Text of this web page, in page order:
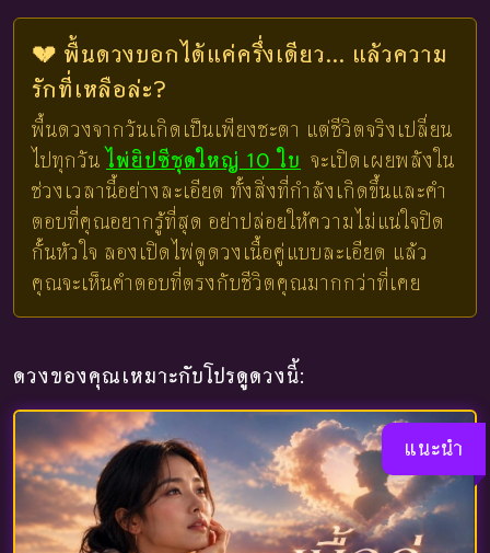
💔 พื้นดวงบอกได้แค่ครึ่งเดียว... แล้วความ
รักที่เหลือล่ะ?
พื้นดวงจากวันเกิดเป็นเพียงชะตา แต่ชีวิตจริงเปลี่ยน
ไปทุกวัน ไพ่ยิปซีชุดใหญ่ 10 ใบ จะเปิดเผยพลังใน
ช่วงเวลานี้อย่างละเอียด ทั้งสิ่งที่กำลังเกิดขึ้นและคำ
ตอบที่คุณอยากรู้ที่สุด อย่าปล่อยให้ความไม่แน่ใจปิด
กั้นหัวใจ ลองเปิดไพ่ดูดวงเนื้อคู่แบบละเอียด แล้ว
คุณจะเห็นคำตอบที่ตรงกับชีวิตคุณมากกว่าที่เคย
ดวงของคุณเหมาะกับโปรดูดวงนี้:
แนะนำ